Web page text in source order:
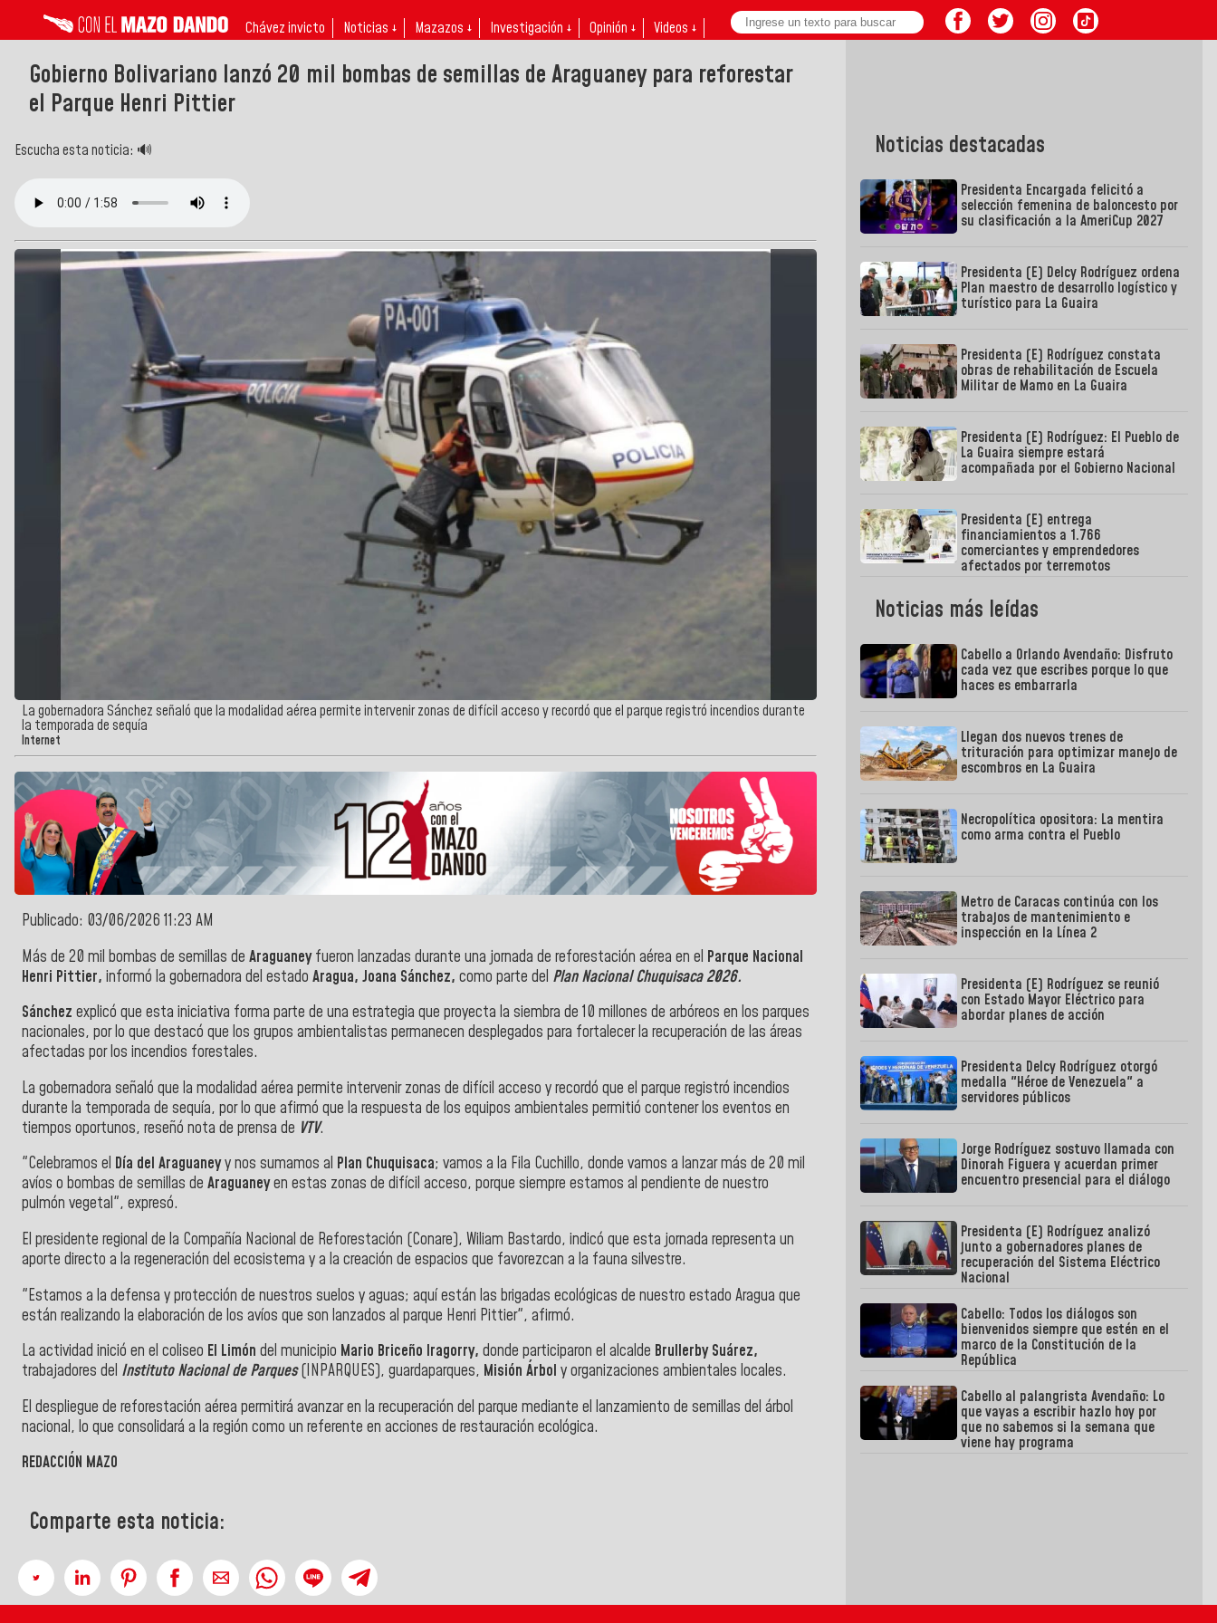
Chávez invicto Noticias ↓ Mazazos ↓ Investigación ↓ Opinión ↓ Videos ↓
Gobierno Bolivariano lanzó 20 mil bombas de semillas de Araguaney para reforestar
el Parque Henri Pittier
Escucha esta noticia: 🔊
La gobernadora Sánchez señaló que la modalidad aérea permite intervenir zonas de difícil acceso y recordó que el parque registró incendios durante
la temporada de sequía
Internet
Publicado: 03/06/2026 11:23 AM
Más de 20 mil bombas de semillas de Araguaneyfueron lanzadas durante una jornada de reforestación aérea en el Parque Nacional
Henri Pittier, informó la gobernadora del estado Aragua, Joana Sánchez, como parte del Plan Nacional Chuquisaca 2026.
Sánchez explicó que esta iniciativa forma parte de una estrategia que proyecta la siembra de 10 millones de arbóreos en los parques
nacionales, por lo que destacó que los grupos ambientalistas permanecen desplegados para fortalecer la recuperación de las áreas
afectadas por los incendios forestales.
La gobernadora señaló que la modalidad aérea permite intervenir zonas de difícil acceso y recordó que el parque registró incendios
durante la temporada de sequía, por lo que afirmó que la respuesta de los equipos ambientales permitió contener los eventos en
tiempos oportunos, reseñó nota de prensa de VTV.
"Celebramos el Día del Araguaneyy nos sumamos al Plan Chuquisaca; vamos a la Fila Cuchillo, donde vamos a lanzar más de 20 mil
avíos o bombas de semillas de Araguaneyen estas zonas de difícil acceso, porque siempre estamos al pendiente de nuestro
pulmón vegetal", expresó.
El presidente regional de la Compañía Nacional de Reforestación (Conare), Wiliam Bastardo, indicó que esta jornada representa un
aporte directo a la regeneración del ecosistema y a la creación de espacios que favorezcan a la fauna silvestre.
"Estamos a la defensa y protección de nuestros suelos y aguas; aquí están las brigadas ecológicas de nuestro estado Aragua que
están realizando la elaboración de los avíos que son lanzados al parque Henri Pittier", afirmó.
La actividad inició en el coliseo El Limón del municipio Mario Briceño Iragorry, donde participaron el alcalde Brullerby Suárez,
trabajadores del Instituto Nacional de Parques(INPARQUES), guardaparques, Misión Árbol y organizaciones ambientales locales.
El despliegue de reforestación aérea permitirá avanzar en la recuperación del parque mediante el lanzamiento de semillas del árbol
nacional, lo que consolidará a la región como un referente en acciones de restauración ecológica.
REDACCIÓN MAZO
Comparte esta noticia:
Noticias destacadas
Presidenta Encargada felicitó a
selección femenina de baloncesto por
su clasificación a la AmeriCup 2027
Presidenta (E) Delcy Rodríguez ordena
Plan maestro de desarrollo logístico y
turístico para La Guaira
Presidenta (E) Rodríguez constata
obras de rehabilitación de Escuela
Militar de Mamo en La Guaira
Presidenta (E) Rodríguez: El Pueblo de
La Guaira siempre estará
acompañada por el Gobierno Nacional
Presidenta (E) entrega
financiamientos a 1.766
comerciantes y emprendedores
afectados por terremotos
Noticias más leídas
Cabello a Orlando Avendaño: Disfruto
cada vez que escribes porque lo que
haces es embarrarla
Llegan dos nuevos trenes de
trituración para optimizar manejo de
escombros en La Guaira
Necropolítica opositora: La mentira
como arma contra el Pueblo
Metro de Caracas continúa con los
trabajos de mantenimiento e
inspección en la Línea 2
Presidenta (E) Rodríguez se reunió
con Estado Mayor Eléctrico para
abordar planes de acción
Presidenta Delcy Rodríguez otorgó
medalla "Héroe de Venezuela" a
servidores públicos
Jorge Rodríguez sostuvo llamada con
Dinorah Figuera y acuerdan primer
encuentro presencial para el diálogo
Presidenta (E) Rodríguez analizó
junto a gobernadores planes de
recuperación del Sistema Eléctrico
Nacional
Cabello: Todos los diálogos son
bienvenidos siempre que estén en el
marco de la Constitución de la
República
Cabello al palangrista Avendaño: Lo
que vayas a escribir hazlo hoy por
que no sabemos si la semana que
viene hay programa